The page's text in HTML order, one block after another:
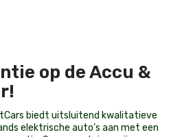
op de Accu &
biedt uitsluitend kwalitatieve
elektrische auto’s aan met een